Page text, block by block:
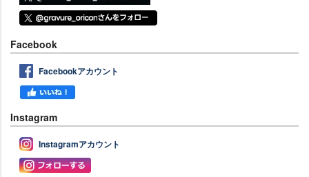
Facebook
Facebookアカウント
Instagram
Instagramアカウント